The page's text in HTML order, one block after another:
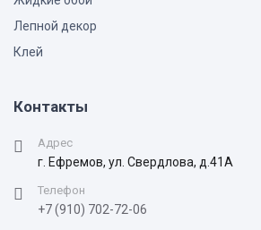
Лепной декор
Клей
Контакты
Адрес
г. Ефремов, ул. Свердлова, д.41А
Телефон
+7 (910) 702-72-06